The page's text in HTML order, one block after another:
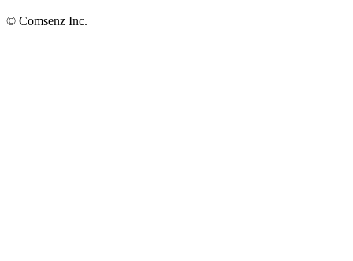
© Comsenz Inc.